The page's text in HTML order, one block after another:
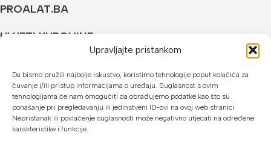
Upravljajte pristankom
Da bismo pružili najbolje iskustvo, koristimo tehnologije poput kolačića za
čuvanje i/ili pristup informacijama o uređaju. Suglasnost s ovim
tehnologijama će nam omogućiti da obrađujemo podatke kao što su
ponašanje pri pregledavanju ili jedinstveni ID-ovi na ovoj web stranici.
Nepristanak ili povlačenje suglasnosti može negativno utjecati na određene
karakteristike i funkcije.
PROALAT.BA
UVJETI KUPOVINE
U našoj web trgovini možete platiti:
Kreditnim karticama jednokratno ili do 24 rate
Općom uplatnicom, virmanom, internet bankarstvom